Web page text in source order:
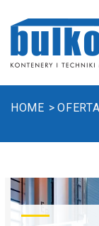
HOME OFERTA